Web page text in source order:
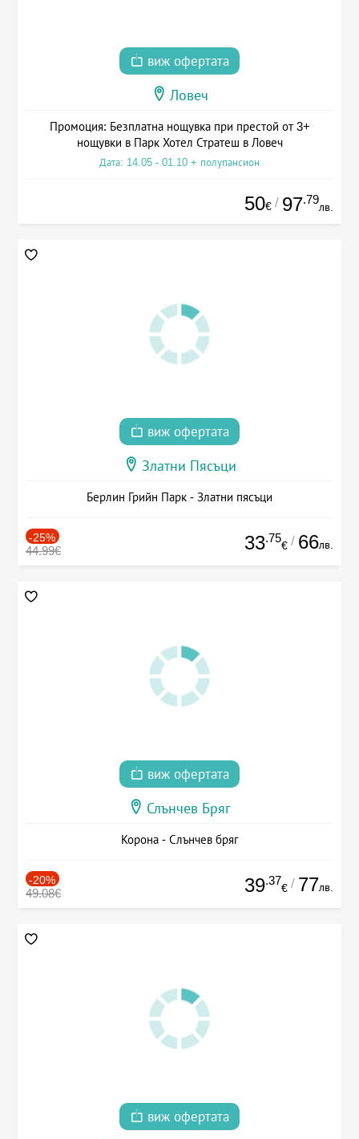
виж офертата
Ловеч
Промоция: Безплатна нощувка при престой от 3+
нощувки в Парк Хотел Стратеш в Ловеч
Дата: 14.05 - 01.10 + полупансион
50€ / 97.79
лв.
виж офертата
Златни Пясъци
Берлин Грийн Парк - Златни пясъци
-25%
44.99€ 33.75
€ / 66лв.
виж офертата
Слънчев Бряг
Корона - Слънчев бряг
-20%
49.08€ 39.37
€ / 77лв.
виж офертата